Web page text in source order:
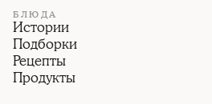
БЛЮДА
Истории
Подборки
Рецепты
Продукты